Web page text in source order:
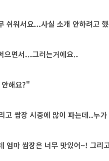
쉬워서요...사실 소개 안하려고
으면서...그러는거에요..
해요?"
고 쌈장 시중에 많이 파는데..누
엄마 쌈장은 너무 맛있어~! 그리